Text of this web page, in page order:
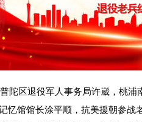
区退役军人事务局许崴，桃浦
忆馆馆长涂平顺，抗美援朝参